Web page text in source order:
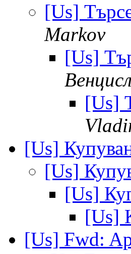
[Us]
Markov
[Us]
[Us]
[Us]
[Us]
[Us]
[Us]
[Us] Fwd: